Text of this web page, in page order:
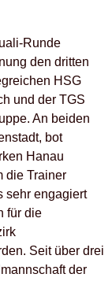
Runde
den dritten
HSG
und der TGS
An beiden
bot
Hanau
die Trainer
sehr engagiert
für die
Seit über drei
der